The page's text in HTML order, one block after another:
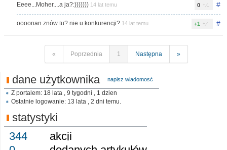
#
0
Eeee...Moher....a ja?:))))))) 14 lat temu
#
+1
oooonan znów tu? nie u konkurencji? 14 lat temu
« Poprzednia 1 Następna »
dane użytkownika napisz wiadomosć
Z portalem: 18 lata , 9 tygodni , 1 dzien
Ostatnie logowanie: 13 lata , 2 dni temu.
statystyki
344
akcji